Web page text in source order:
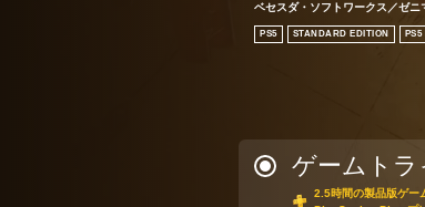
ベセスダ・ソフトワークス／ゼニ
PS5 STANDARD EDITION
ゲームト
2.5時間の製品版ゲー